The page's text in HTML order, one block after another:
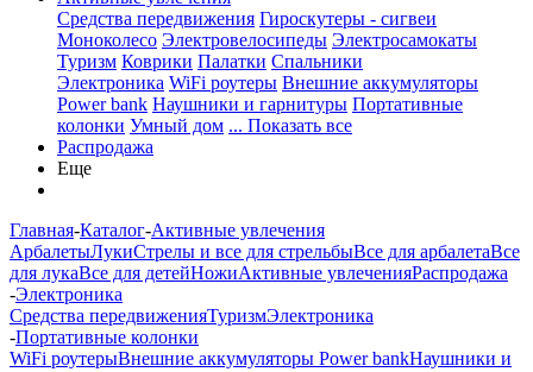
Средства передвижения Гироскутеры - сигвеи
Моноколесо Электровелосипеды Электросамокаты
Туризм Коврики Палатки Спальники
Электроника WiFi роутеры Внешние аккумуляторы
Power bank Наушники и гарнитуры Портативные
колонки Умный дом ... Показать все
Распродажа
Еще
Главная-Каталог-Активные увлечения
АрбалетыЛукиСтрелы и все для стрельбыВсе для арбалетаВсе
для лукаВсе для детейНожиАктивные увлеченияРаспродажа
-Электроника
Средства передвиженияТуризмЭлектроника
-Портативные колонки
WiFi роутерыВнешние аккумуляторы Power bankНаушники и